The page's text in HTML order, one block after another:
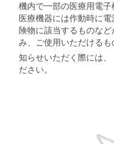
機内で一部の医療用電
医療機器には作動時に
険物に該当するものな
み、ご使用いただける
知らせいただく際には、
ださい。